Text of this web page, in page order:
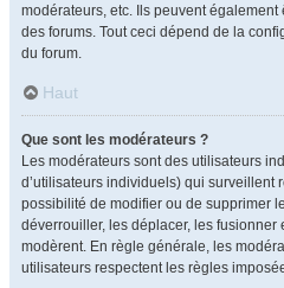
modérateurs, etc. Ils peuvent
des forums. Tout ceci dépend de la
du forum.
Haut
Que sont les modérateurs ?
Les modérateurs sont des utilisateurs
d’utilisateurs individuels) qui surveillent
possibilité de modifier ou de supprimer
déverrouiller, les déplacer, les fusionner
modèrent. En règle générale, les
utilisateurs respectent les règles